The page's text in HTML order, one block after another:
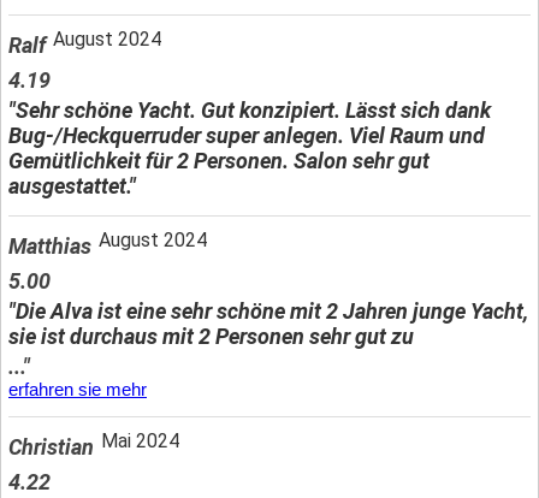
Ralf August 2024
4.19
"Sehr schöne Yacht. Gut konzipiert. Lässt sich dank
Bug-/Heckquerruder super anlegen. Viel Raum und
Gemütlichkeit für 2 Personen. Salon sehr gut
ausgestattet."
Matthias August 2024
5.00
"Die Alva ist eine sehr schöne mit 2 Jahren junge Yacht,
sie ist durchaus mit 2 Personen sehr gut zu
..."
erfahren sie mehr
Christian Mai 2024
4.22